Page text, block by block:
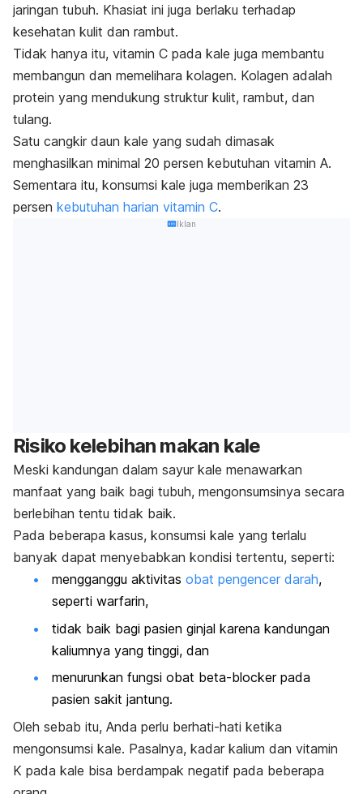
jaringan tubuh. Khasiat ini juga berlaku terhadap
kesehatan kulit dan rambut.
Tidak hanya itu, vitamin C pada kale juga membantu
membangun dan memelihara kolagen. Kolagen adalah
protein yang mendukung struktur kulit, rambut, dan
tulang.
Satu cangkir daun kale yang sudah dimasak
menghasilkan minimal 20 persen kebutuhan vitamin A.
Sementara itu, konsumsi kale juga memberikan 23
persen kebutuhan harian vitamin C.
Iklan
Risiko kelebihan makan kale
Meski kandungan dalam sayur kale menawarkan
manfaat yang baik bagi tubuh, mengonsumsinya secara
berlebihan tentu tidak baik.
Pada beberapa kasus, konsumsi kale yang terlalu
banyak dapat menyebabkan kondisi tertentu, seperti:
mengganggu aktivitas obat pengencer darah,
seperti warfarin,
tidak baik bagi pasien ginjal karena kandungan
kaliumnya yang tinggi, dan
menurunkan fungsi obat beta-blockerpada
pasien sakit jantung.
Oleh sebab itu, Anda perlu berhati-hati ketika
mengonsumsi kale. Pasalnya, kadar kalium dan vitamin
K pada kale bisa berdampak negatif pada beberapa